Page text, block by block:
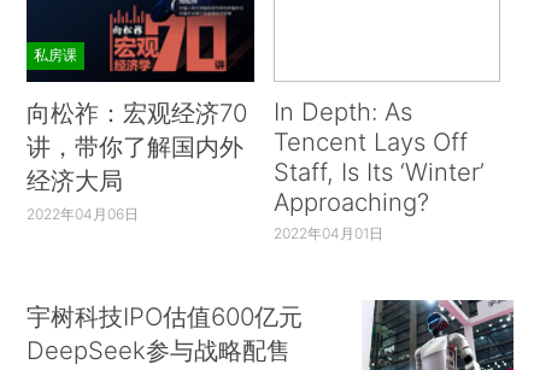
私房课
向松祚：宏观经济70
讲，带你了解国内外
经济大局
2022年04月06日
In Depth: As
Tencent Lays Off
Staff, Is Its ‘Winter’
Approaching?
2022年04月01日
宇树科技IPO估值600亿元
DeepSeek参与战略配售